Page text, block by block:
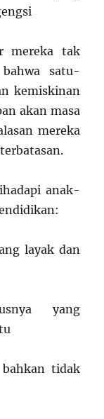
mereka tak
satu-
kemiskinan
akan masa
mereka
anak-
layak dan
yang
tidak